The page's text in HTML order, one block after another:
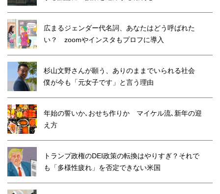
広まるジェンダー代名詞、あなたはどう呼ばれた
い？ zoomやインスタもプロフに導入
杉山文野さんが願う、ありのままでいられる社会
僕が今も「元女子です」と言う理由
年始の誓いか､おせち作りか マイケル流､新年の迎
え方
トランプ政権のDEI政策の転換はやりすぎ？それで
も「多様性疲れ」を否定できない米国